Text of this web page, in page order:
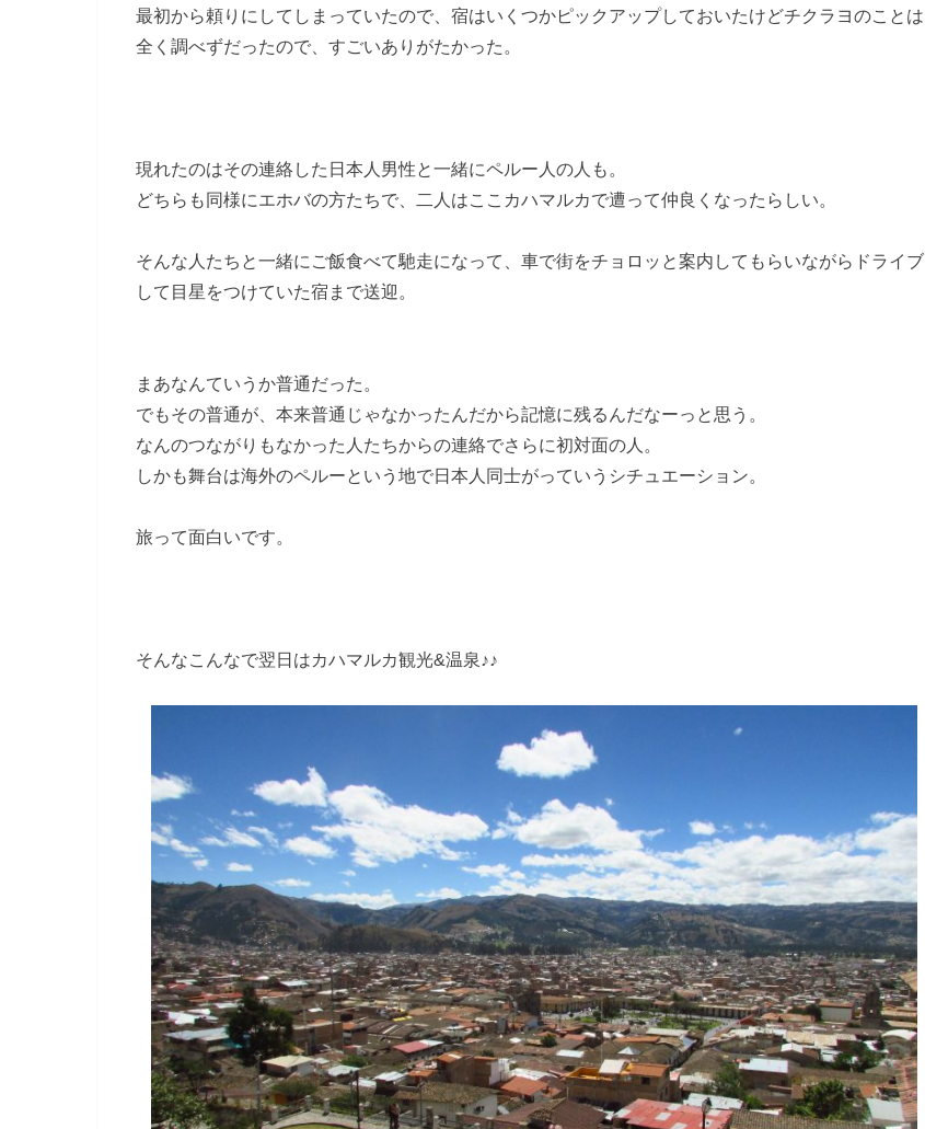
最初から頼りにしてしまっていたので、宿はいくつかピックアップしておいたけどチクラヨのことは
全く調べずだったので、すごいありがたかった。
現れたのはその連絡した日本人男性と一緒にペルー人の人も。
どちらも同様にエホバの方たちで、二人はここカハマルカで遭って仲良くなったらしい。
そんな人たちと一緒にご飯食べて馳走になって、車で街をチョロッと案内してもらいながらドライブ
して目星をつけていた宿まで送迎。
まあなんていうか普通だった。
でもその普通が、本来普通じゃなかったんだから記憶に残るんだなーっと思う。
なんのつながりもなかった人たちからの連絡でさらに初対面の人。
しかも舞台は海外のペルーという地で日本人同士がっていうシチュエーション。
旅って面白いです。
そんなこんなで翌日はカハマルカ観光&温泉♪♪